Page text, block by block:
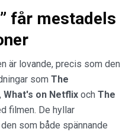
får mestadels
är lovande, precis som den
som The
, What's on Netflix och The
filmen. De hyllar
som både spännande